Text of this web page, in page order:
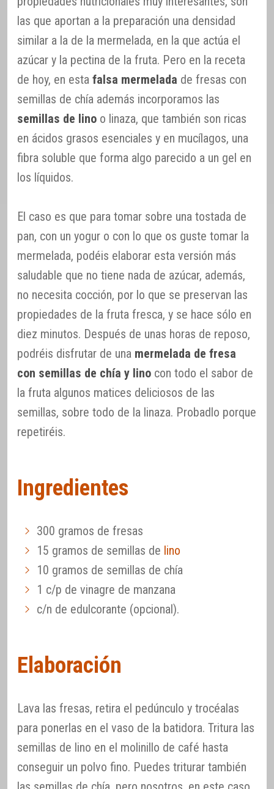
las que aportan a la preparación una densidad
similar a la de la mermelada, en la que actúa el
azúcar y la pectina de la fruta. Pero en la receta
de hoy, en esta falsa mermelada de fresas con
semillas de chía además incorporamos las
semillas de lino o linaza, que también son ricas
en ácidos grasos esenciales y en mucílagos, una
fibra soluble que forma algo parecido a un gel en
los líquidos.
El caso es que para tomar sobre una tostada de
pan, con un yogur o con lo que os guste tomar la
mermelada, podéis elaborar esta versión más
saludable que no tiene nada de azúcar, además,
no necesita cocción, por lo que se preservan las
propiedades de la fruta fresca, y se hace sólo en
diez minutos. Después de unas horas de reposo,
podréis disfrutar de una mermelada de fresa
con semillas de chía y lino con todo el sabor de
la fruta algunos matices deliciosos de las
semillas, sobre todo de la linaza. Probadlo porque
repetiréis.
Ingredientes
300 gramos de fresas
15 gramos de semillas de lino
10 gramos de semillas de chía
1 c/p de vinagre de manzana
c/n de edulcorante (opcional).
Elaboración
Lava las fresas, retira el pedúnculo y trocéalas
para ponerlas en el vaso de la batidora. Tritura las
semillas de lino en el molinillo de café hasta
conseguir un polvo fino. Puedes triturar también